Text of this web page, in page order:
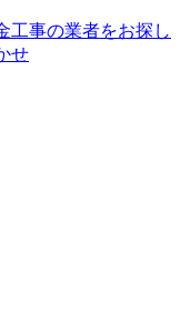
工事の業者をお探し
せ